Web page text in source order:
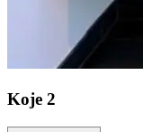
Koje 2